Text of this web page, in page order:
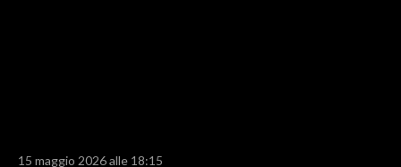
15 maggio 2026 alle 18:15